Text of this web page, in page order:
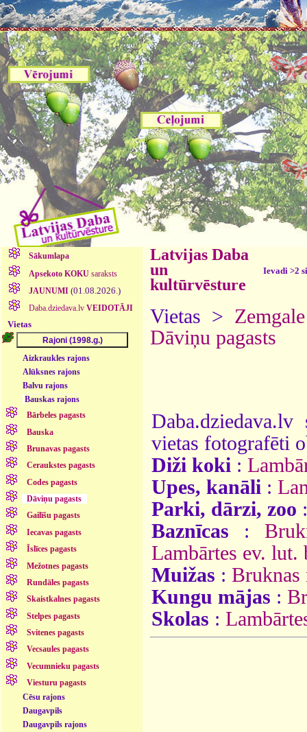
Sākumlapa
Apsekoto KOKUsaraksts
JAUNUMI (01.08.2026.)
Daba.dziedava.lv VEIDOTĀJI
Vietas
Aizkraukles rajons
Alūksnes rajons
Balvu rajons
Bauskas rajons
Bārbeles pagasts
Bauska
Brunavas pagasts
Ceraukstes pagasts
Codes pagasts
Dāviņu pagasts
Gailīšu pagasts
Iecavas pagasts
Īslīces pagasts
Mežotnes pagasts
Rundāles pagasts
Skaistkalnes pagasts
Stelpes pagasts
Svitenes pagasts
Vecsaules pagasts
Vecumnieku pagasts
Viesturu pagasts
Cēsu rajons
Daugavpils
Daugavpils rajons
Latvijas Daba
un
kultūrvēsture
Ievadi >2
Vietas > Zemgale
Dāviņu pagasts
vietas fotografēti
Diži koki :
Upes, kanāli :
Parki, dārzi, zoo
Baznīcas :
Lambārtes ev. lut.
Muižas : Bruknas
Kungu mājas :
Skolas :